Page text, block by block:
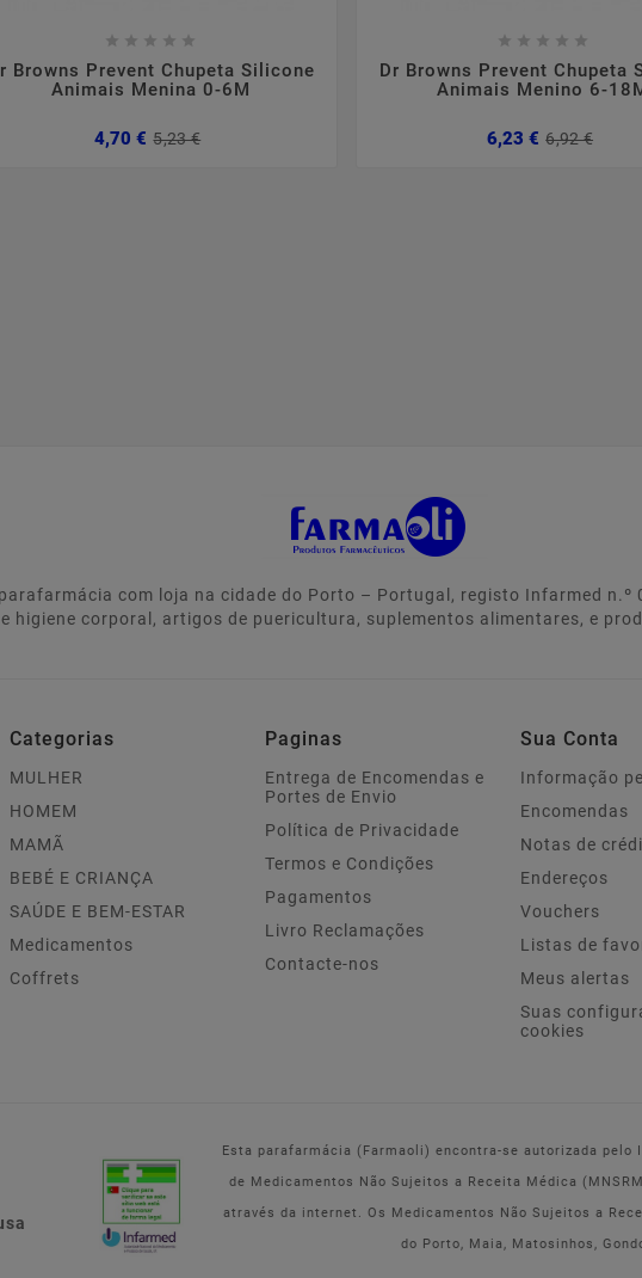
    
Browns Prevent Chupeta Silicone
Animais Menina 0-6M
4,70 € 5,23 €
    
Dr Browns Prevent Chupeta
Animais Menino 6-
6,23 € 6,92 €
com loja na cidade do Porto – Portugal, registo Infarmed n.º
higiene corporal, artigos de puericultura, suplementos alimentares, e
Categorias
MULHER
HOMEM
MAMÃ
BEBÉ E CRIANÇA
SAÚDE E BEM-ESTAR
Medicamentos
Coffrets
Paginas
Entrega de Encomendas e
Portes de Envio
Política de Privacidade
Termos e Condições
Pagamentos
Livro Reclamações
Contacte-nos
Sua Conta
Informação
Encomendas
Notas de
Endereços
Vouchers
Listas de
Meus alertas
Suas
cookies
Esta parafarmácia (Farmaoli) encontra-se autorizada pelo
de Medicamentos Não Sujeitos a Receita Médica
através da internet. Os Medicamentos Não Sujeitos a
do Porto, Maia, Matosinhos,